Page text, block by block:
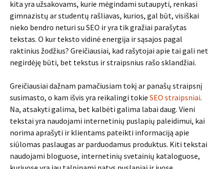
kita yra užsakovams, kurie mėgindami sutaupyti, renkasi
gimnazistų ar studentų rašliavas, kurios, gal būt, visiškai
nieko bendro neturi su SEO ir yra tik gražiai parašytas
tekstas. O kur teksto vidinė energija ir sąsajos pagal
raktinius žodžius? Greičiausiai, kad rašytojai apie tai gali net
negirdėję būti, bet tekstus ir straipsnius rašo sklandžiai.
Greičiausiai dažnam pamačiusiam tokį ar panašų straipsnį
susimasto, o kam išvis yra reikalingi tokie SEO straipsniai.
Na, atsakyti galima, bet kalbėti galima labai daug. Vieni
tekstai yra naudojami internetinių puslapių paleidimui, kai
norima aprašyti ir klientams pateikti informaciją apie
siūlomas paslaugas ar parduodamus produktus. Kiti tekstai
naudojami bloguose, internetinių svetainių kataloguose,